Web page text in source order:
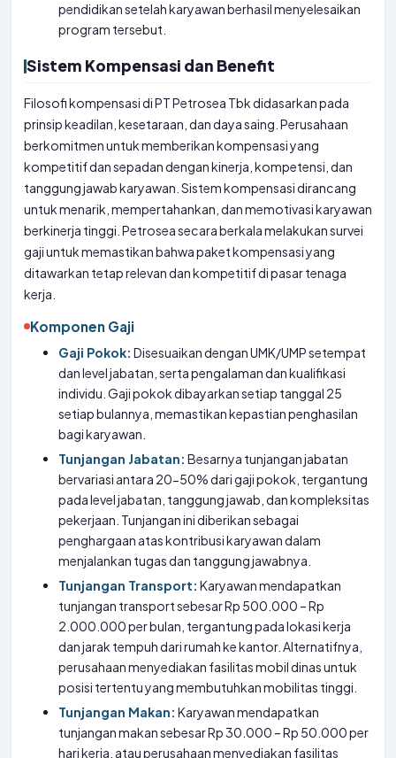
pendidikan setelah karyawan berhasil menyelesaikan
program tersebut.
Sistem Kompensasi dan Benefit
Filosofi kompensasi di PT Petrosea Tbk didasarkan pada
prinsip keadilan, kesetaraan, dan daya saing. Perusahaan
berkomitmen untuk memberikan kompensasi yang
kompetitif dan sepadan dengan kinerja, kompetensi, dan
tanggung jawab karyawan. Sistem kompensasi dirancang
untuk menarik, mempertahankan, dan memotivasi karyawan
berkinerja tinggi. Petrosea secara berkala melakukan survei
gaji untuk memastikan bahwa paket kompensasi yang
ditawarkan tetap relevan dan kompetitif di pasar tenaga
kerja.
Komponen Gaji
Gaji Pokok: Disesuaikan dengan UMK/UMP setempat
dan level jabatan, serta pengalaman dan kualifikasi
individu. Gaji pokok dibayarkan setiap tanggal 25
setiap bulannya, memastikan kepastian penghasilan
bagi karyawan.
Tunjangan Jabatan: Besarnya tunjangan jabatan
bervariasi antara 20-50% dari gaji pokok, tergantung
pada level jabatan, tanggung jawab, dan kompleksitas
pekerjaan. Tunjangan ini diberikan sebagai
penghargaan atas kontribusi karyawan dalam
menjalankan tugas dan tanggung jawabnya.
Tunjangan Transport: Karyawan mendapatkan
tunjangan transport sebesar Rp 500.000 – Rp
2.000.000 per bulan, tergantung pada lokasi kerja
dan jarak tempuh dari rumah ke kantor. Alternatifnya,
perusahaan menyediakan fasilitas mobil dinas untuk
posisi tertentu yang membutuhkan mobilitas tinggi.
Tunjangan Makan: Karyawan mendapatkan
tunjangan makan sebesar Rp 30.000 – Rp 50.000 per
hari kerja, atau perusahaan menyediakan fasilitas